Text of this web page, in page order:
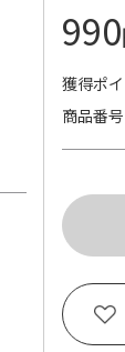
990
獲得ポ
商品番号